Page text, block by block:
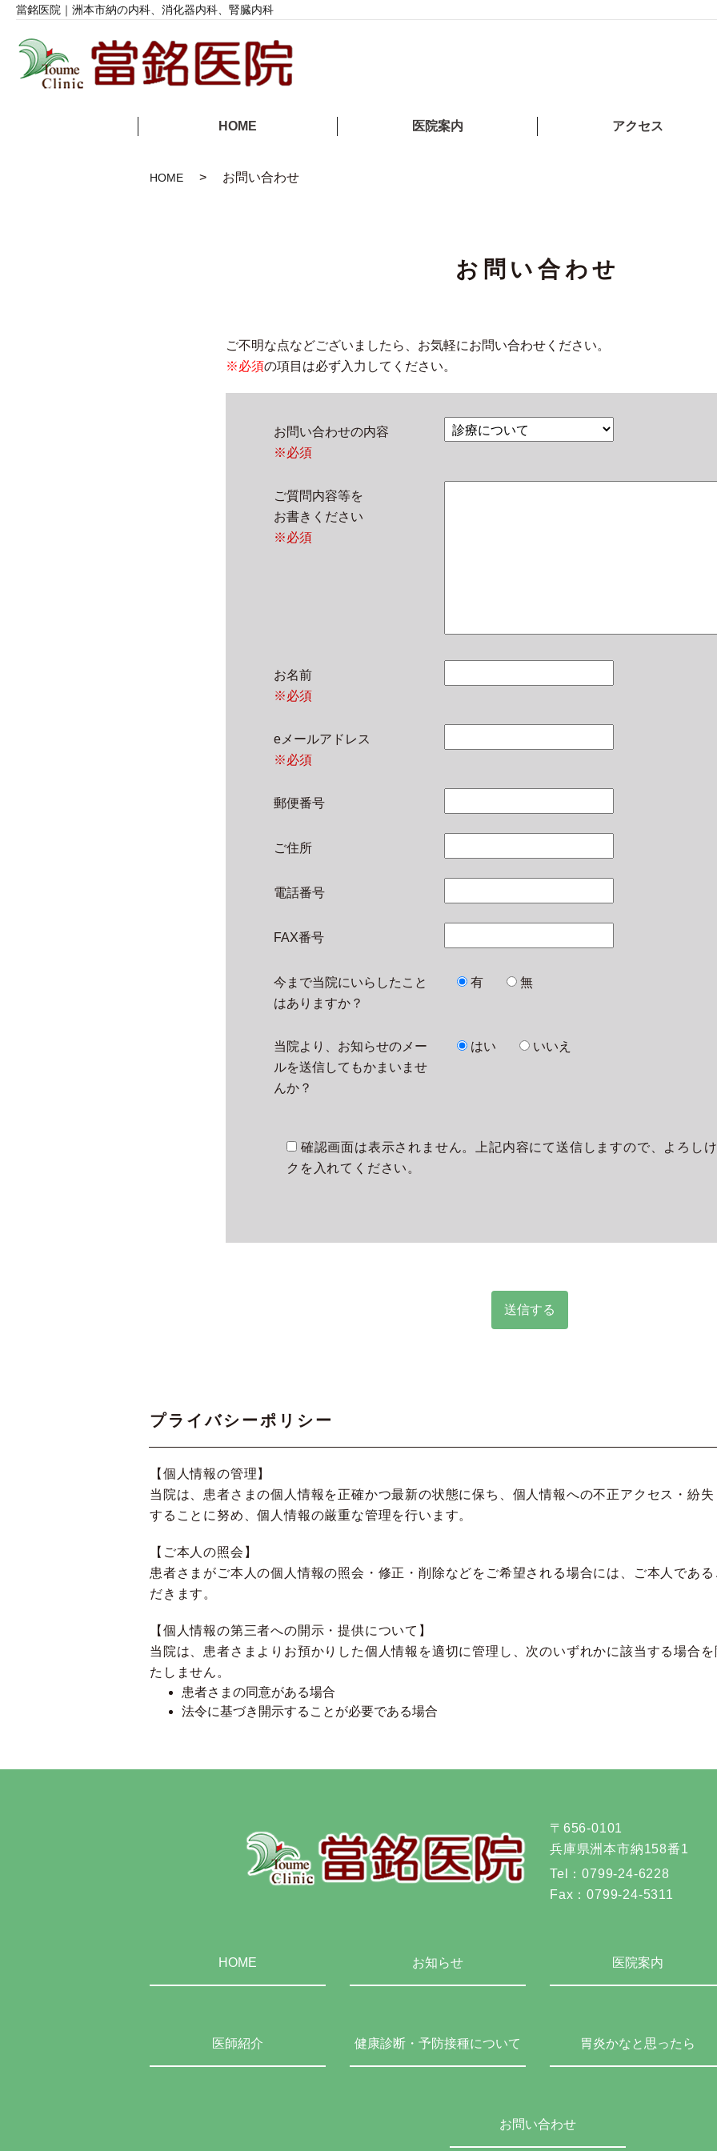
當銘医院｜洲本市納の内科、消化器内科、腎臓内科
HOME 医院案内 アクセス
HOME お問い合わせ
お問い合わせ
ご不明な点などございましたら、お気軽にお問い合わせください。
※必須の項目は必ず入力してください。
お問い合わせの内容
※必須
ご質問内容等を
お書きください
※必須
お名前
※必須
eメールアドレス
※必須
郵便番号
ご住所
電話番号
FAX番号
今まで当院にいらしたこと
はありますか？
有 無
当院より、お知らせのメー
ルを送信してもかまいませ
んか？
はい いいえ
確認画面は表示されません。上記内容にて送信しますので、よろし
クを入れてください。
プライバシーポリシー
【個人情報の管理】
当院は、患者さまの個人情報を正確かつ最新の状態に保ち、個人情報への不正アクセス・紛
することに努め、個人情報の厳重な管理を行います。
【ご本人の照会】
患者さまがご本人の個人情報の照会・修正・削除などをご希望される場合には、ご本人であ
だきます。
【個人情報の第三者への開示・提供について】
当院は、患者さまよりお預かりした個人情報を適切に管理し、次のいずれかに該当する場合
たしません。
患者さまの同意がある場合
法令に基づき開示することが必要である場合
〒656-0101
兵庫県洲本市納158番1
Tel：0799-24-6228
Fax：0799-24-5311
HOME お知らせ 医院案内
医師紹介 健康診断・予防接種について 胃炎かなと思ったら
お問い合わせ